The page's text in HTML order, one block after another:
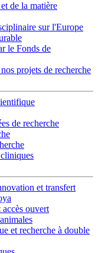
de la matière
sur l'Europe
le Fonds de
projets de recherche
de recherche
et transfert
accès ouvert
et recherche à double